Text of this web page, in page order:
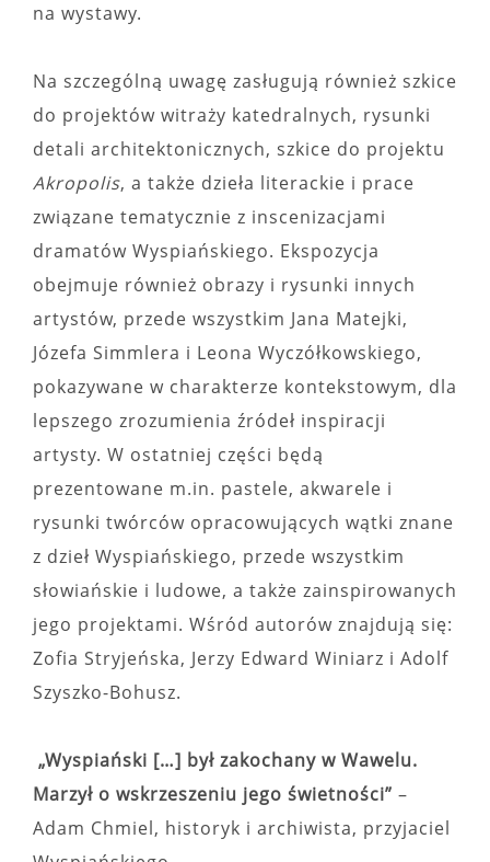
na wystawy.
Na szczególną uwagę zasługują również szkice
do projektów witraży katedralnych, rysunki
detali architektonicznych, szkice do projektu
Akropolis, a także dzieła literackie i prace
związane tematycznie z inscenizacjami
dramatów Wyspiańskiego. Ekspozycja
obejmuje również obrazy i rysunki innych
artystów, przede wszystkim Jana Matejki,
Józefa Simmlera i Leona Wyczółkowskiego,
pokazywane w charakterze kontekstowym, dla
lepszego zrozumienia źródeł inspiracji
artysty. W ostatniej części będą
prezentowane m.in. pastele, akwarele i
rysunki twórców opracowujących wątki znane
z dzieł Wyspiańskiego, przede wszystkim
słowiańskie i ludowe, a także zainspirowanych
jego projektami. Wśród autorów znajdują się:
Zofia Stryjeńska, Jerzy Edward Winiarz i Adolf
Szyszko-Bohusz.
„Wyspiański […] był zakochany w Wawelu.
Marzył o wskrzeszeniu jego świetności” –
Adam Chmiel, historyk i archiwista, przyjaciel